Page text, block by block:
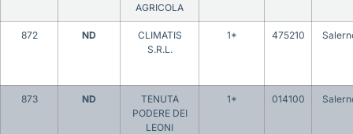
AGRICOLA
872 ND
CLIMATIS
S.R.L.
1* 475210
873 ND
TENUTA
PODERE DEI
LEONI
1* 014100